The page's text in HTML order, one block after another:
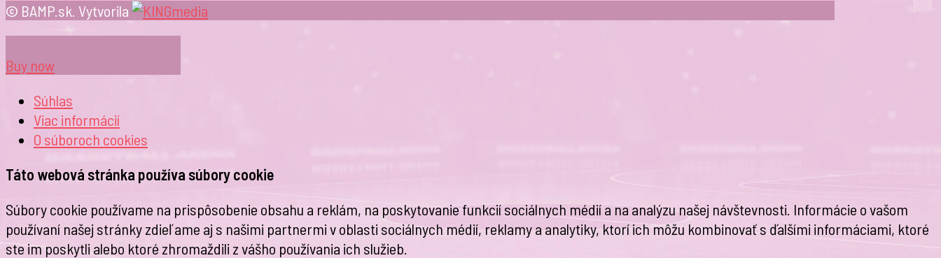
© BAMP.sk. Vytvorila
Buy now
Súhlas
Viac informácií
O súboroch cookies
Táto webová stránka používa súbory cookie
Súbory cookie používame na prispôsobenie obsahu a reklám, na poskytovanie funkcií sociálnych médií a na analýzu našej návštevnosti. Informácie o vašom
používaní našej stránky zdieľame aj s našimi partnermi v oblasti sociálnych médií, reklamy a analytiky, ktorí ich môžu kombinovať s ďalšími informáciami, ktoré
ste im poskytli alebo ktoré zhromaždili z vášho používania ich služieb.